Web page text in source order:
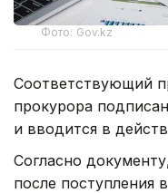
Фото: Gov.kz
Соответствующий
прокурора
и вводится в
Согласно
после поступления